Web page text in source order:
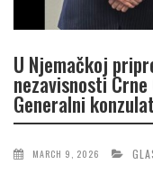
U Njemačkoj
nezavisnosti
Generalni
MARCH 9, 2026